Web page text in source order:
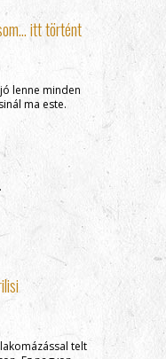
itt történt
lenne minden
ma este.
telt